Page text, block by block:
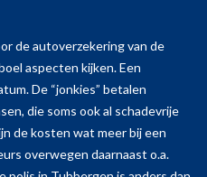
de autoverzekering van de
aspecten kijken. Een
De “jonkies” betalen
die soms ook al schadevrije
de kosten wat meer bij een
overwegen daarnaast o.a.